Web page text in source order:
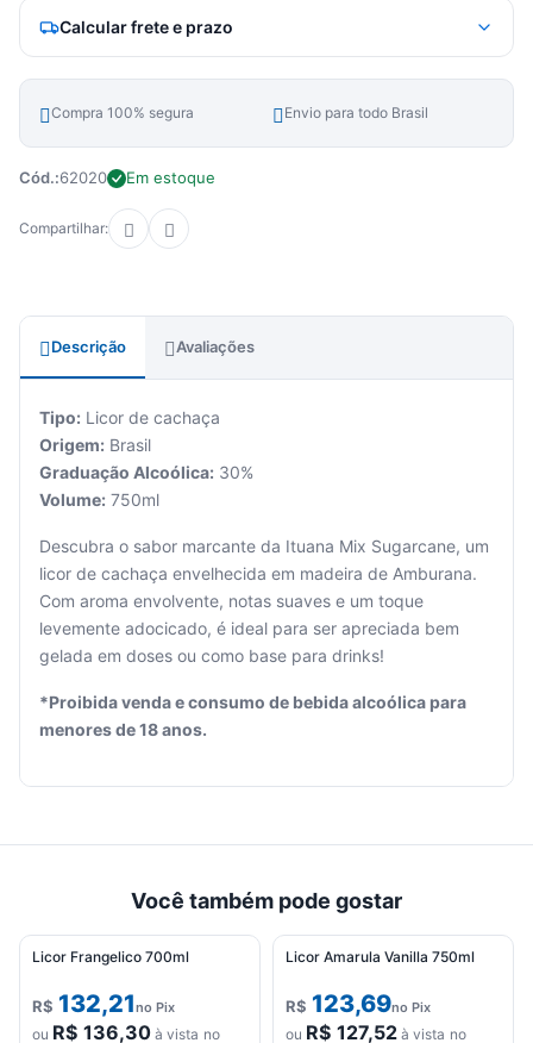
Seu
carrinho
está
vazio.
Adicione
começar.
Calcular frete e prazo
Compra 100% segura Envio para todo Brasil
Cód.:62020 Em estoque
Compartilhar:
Descrição Avaliações
Tipo: Licor de cachaça
Origem: Brasil
Graduação Alcoólica: 30%
Volume: 750ml
Descubra o sabor marcante da Ituana Mix Sugarcane, um
licor de cachaça envelhecida em madeira de Amburana.
Com aroma envolvente, notas suaves e um toque
levemente adocicado, é ideal para ser apreciada bem
gelada em doses ou como base para drinks!
*Proibida venda e consumo de bebida alcoólica para
menores de 18 anos.
Você também pode gostar
Licor Frangelico 700ml
R$ 132,21no Pix
ou R$ 136,30à vista no
Licor Amarula Vanilla 750ml
R$ 123,69no Pix
ou R$ 127,52à vista no